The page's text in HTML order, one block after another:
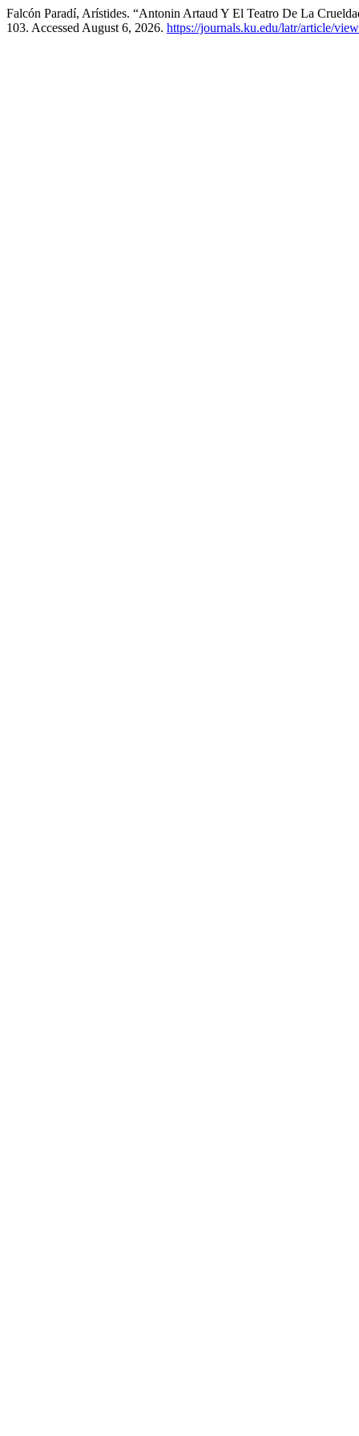
Falcón Paradí, Arístides. “Antonin Artaud Y El Teatro De La
103. Accessed August 6, 2026. https://journals.ku.edu/latr/article/